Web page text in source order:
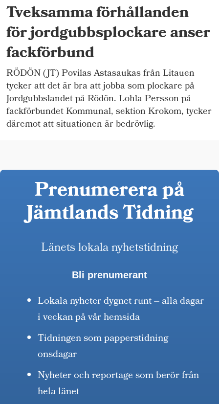
Tveksamma förhållanden
för jordgubbsplockare anser
fackförbund
RÖDÖN (JT) Povilas Astasaukas från Litauen
tycker att det är bra att jobba som plockare på
Jordgubbslandet på Rödön. Lohla Persson på
fackförbundet Kommunal, sektion Krokom, tycker
däremot att situationen är bedrövlig.
Prenumerera på
Jämtlands Tidning
Länets lokala nyhetstidning
Bli prenumerant
Lokala nyheter dygnet runt – alla dagar
i veckan på vår hemsida
Tidningen som papperstidning
onsdagar
Nyheter och reportage som berör från
hela länet